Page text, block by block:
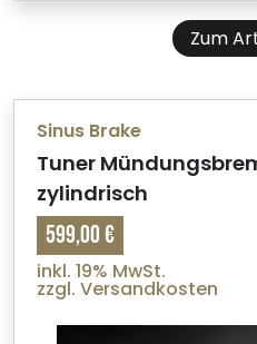
Zum
Sinus Brake
Tuner
zylindrisch
599,00 €
inkl. 19% MwSt.
zzgl. Versandkosten